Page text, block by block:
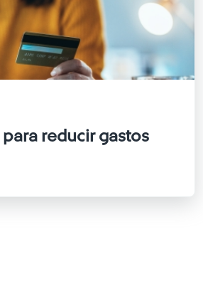
reducir gastos